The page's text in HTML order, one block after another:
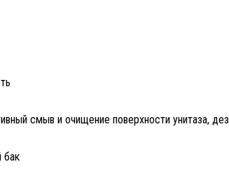
смыв и очищение поверхности унитаза,
бак